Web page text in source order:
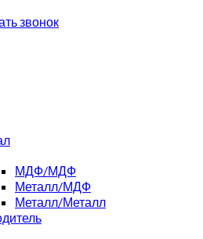
звонок
МДФ/МДФ
Металл/МДФ
Металл/Металл